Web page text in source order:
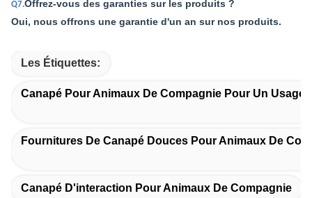
Q7.Offrez-vous des garanties sur les produits ?
Oui, nous offrons une garantie d'un an sur nos produits.
Les Étiquettes:
Canapé Pour Animaux De Compagnie Pour Un Usage
Fournitures De Canapé Douces Pour Animaux De
Canapé D'interaction Pour Animaux De Compagnie